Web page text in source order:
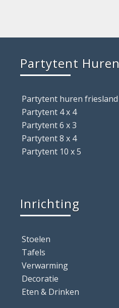
Partytent Huren
Partytent huren friesland
Partytent 4 x 4
Partytent 6 x 3
Partytent 8 x 4
Partytent 10 x 5
Inrichting
Stoelen
Tafels
Verwarming
Decoratie
Eten & Drinken